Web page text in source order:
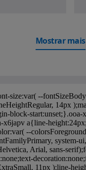
Mostrar mais